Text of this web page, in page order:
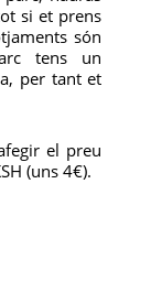
si et prens
són
tens un
per tant et
el preu
(uns 4€).